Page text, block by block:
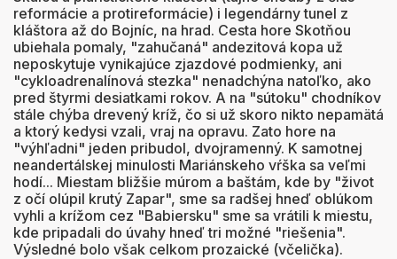
reformácie a protireformácie) i legendárny tunel z
kláštora až do Bojníc, na hrad. Cesta hore Skotňou
ubiehala pomaly, "zahučaná" andezitová kopa už
neposkytuje vynikajúce zjazdové podmienky, ani
"cykloadrenalínová stezka" nenadchýna natoľko, ako
pred štyrmi desiatkami rokov. A na "sútoku" chodníkov
stále chýba drevený kríž, čo si už skoro nikto nepamätá
a ktorý kedysi vzali, vraj na opravu. Zato hore na
"výhľadni" jeden pribudol, dvojramenný. K samotnej
neandertálskej minulosti Mariánskeho vŕška sa veľmi
hodí... Miestam bližšie múrom a baštám, kde by "život
z očí olúpil krutý Zapar", sme sa radšej hneď oblúkom
vyhli a krížom cez "Babiersku" sme sa vrátili k miestu,
kde pripadali do úvahy hneď tri možné "riešenia".
Výsledné bolo však celkom prozaické (včelička).